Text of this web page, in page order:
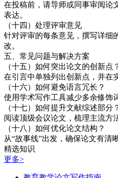
在投稿前，请导师或同事审阅论
表达。
（十四）处理评审意见
针对评审的每条意见，撰写详细
改。
五、常见问题与解决方案
（十五）如何突出论文的创新点
在引言中单独列出创新点，并在
（十六）如何避免语言冗长？
使用学术写作工具减少多余修饰
（十七）如何提升文献综述部分
阅读顶级会议论文，梳理主流方
（十八）如何优化论文结构？
从“故事线”出发，确保论文有清
精选知识
更多>